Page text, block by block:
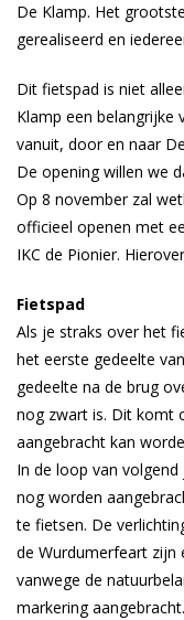
De Klamp. Het
gerealiseerd en
Dit fietspad is niet
Klamp een belangrijke
vanuit, door en naar
De opening willen we
Op 8 november zal
officieel openen met
IKC de Pionier.
Fietspad
Als je straks over het
het eerste gedeelte
gedeelte na de brug
nog zwart is. Dit komt
aangebracht kan
In de loop van
nog worden
te fietsen. De
de Wurdumerfeart zijn
vanwege de
markering